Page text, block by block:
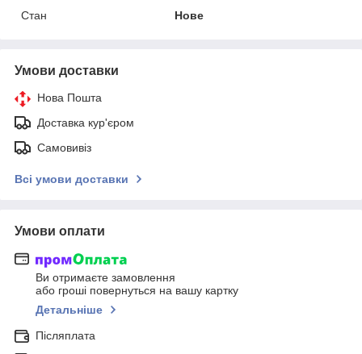
Стан
Нове
Умови доставки
Нова Пошта
Доставка кур'єром
Самовивіз
Всі умови доставки
Умови оплати
Ви отримаєте замовлення
або гроші повернуться на вашу картку
Детальніше
Післяплата